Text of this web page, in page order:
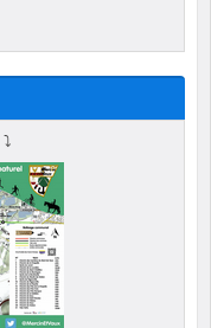
⤵